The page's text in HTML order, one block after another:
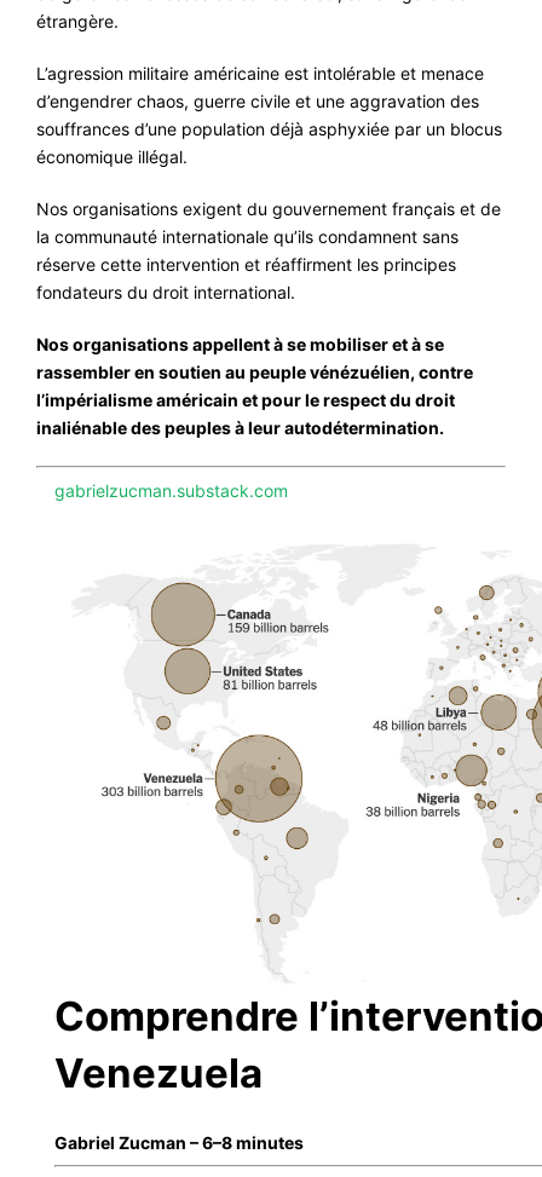
étrangère.
L’agression militaire américaine est intolérable et menace
d’engendrer chaos, guerre civile et une aggravation des
souffrances d’une population déjà asphyxiée par un blocus
économique illégal.
Nos organisations exigent du gouvernement français et de
la communauté internationale qu’ils condamnent sans
réserve cette intervention et réaffirment les principes
fondateurs du droit international.
Nos organisations appellent à se mobiliser et à se
rassembler en soutien au peuple vénézuélien, contre
l’impérialisme américain et pour le respect du droit
inaliénable des peuples à leur autodétermination.
gabrielzucman.substack.com
Comprendre
Venezuela
Gabriel Zucman – 6–8 minutes